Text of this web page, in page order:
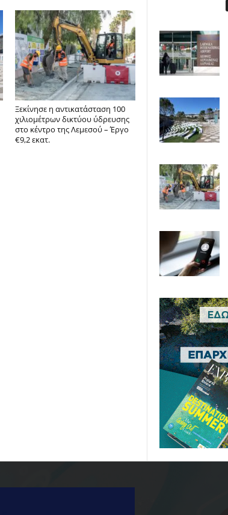
Ξεκίνησε η αντικατάσταση 100
χιλιομέτρων δικτύου ύδρευσης
στο κέντρο της Λεμεσού – Έργο
€9,2 εκατ.